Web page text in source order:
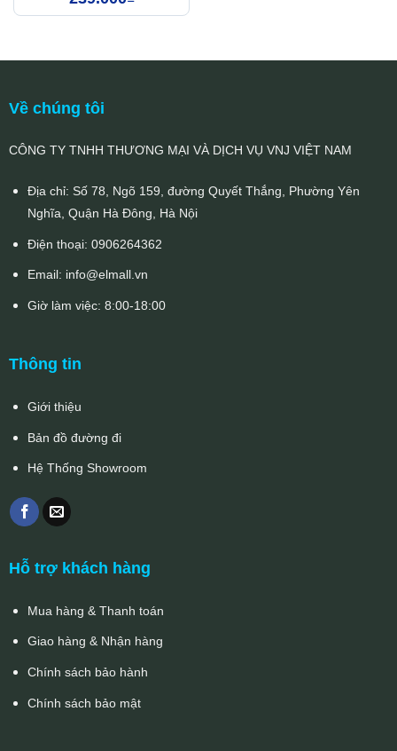
Về chúng tôi
CÔNG TY TNHH THƯƠNG MẠI VÀ DỊCH VỤ VNJ VIỆT NAM
Địa chỉ: Số 78, Ngõ 159, đường Quyết Thắng, Phường Yên
Nghĩa, Quận Hà Đông, Hà Nội
Điện thoại: 0906264362
Email: info@elmall.vn
Giờ làm việc: 8:00-18:00
Thông tin
Giới thiệu
Bản đồ đường đi
Hệ Thống Showroom
Hỗ trợ khách hàng
Mua hàng & Thanh toán
Giao hàng & Nhận hàng
Chính sách bảo hành
Chính sách bảo mật